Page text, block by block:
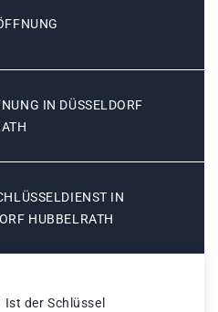
IN DÜSSELDORF
IN
HUBBELRATH
der Schlüssel